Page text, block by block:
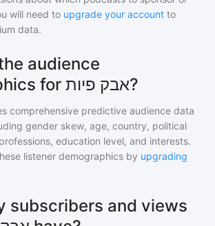
will need to upgrade your account to
data.
audience
demographics for אבק פיות?
comprehensive predictive audience data
gender skew, age, country, political
education level, and interests.
listener demographics by upgrading
subscribers and views